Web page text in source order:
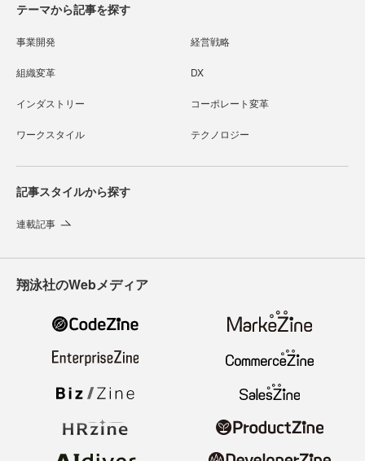
テーマから記事を探す
事業開発 経営戦略
組織変革 DX
インダストリー コーポレート変革
ワークスタイル テクノロジー
記事スタイルから探す
連載記事
翔泳社のWebメディア